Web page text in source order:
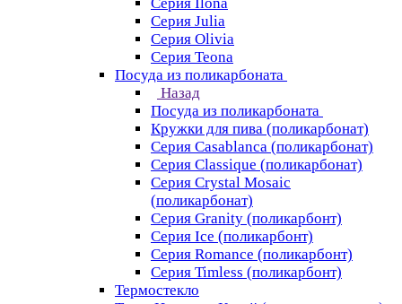
Серия Julia
Серия Olivia
Серия Teona
Посуда из поликарбоната
Назад
Посуда из поликарбоната
Кружки для пива (поликарбонат)
Серия Casablanсa (поликарбонат)
Серия Classique (поликарбонат)
Серия Crystal Mosaic
(поликарбонат)
Серия Granity (поликарбонт)
Серия Ice (поликарбонт)
Серия Romance (поликарбонт)
Серия Timless (поликарбонт)
Термостекло